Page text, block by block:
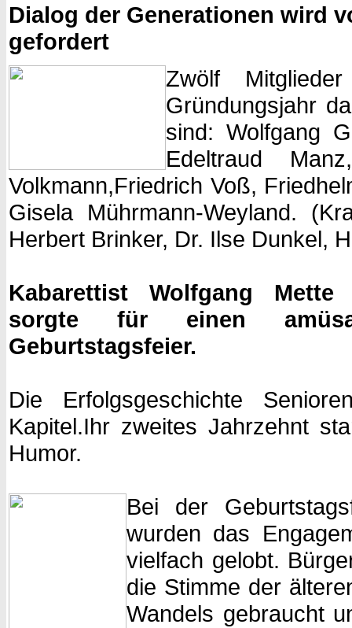
Dialog der Generationen wird
gefordert
Zwölf
Gründungsjahr
sind: Wolfgang
Edeltraud
Volkmann,Friedrich Voß,
Gisela Mührmann-Weyland.
Herbert Brinker, Dr. Ilse Dunkel,
Kabarettist Wolfgang
sorgte für einen
Geburtstagsfeier.
Die Erfolgsgeschichte
Kapitel.Ihr zweites Jahrzehnt
Humor.
Bei der
wurden das
vielfach gelobt.
die Stimme der
Wandels gebraucht